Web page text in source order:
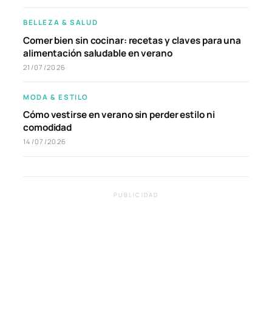
BELLEZA & SALUD
Comer bien sin cocinar: recetas y claves para una
alimentación saludable en verano
21/07/2026
MODA & ESTILO
Cómo vestirse en verano sin perder estilo ni
comodidad
14/07/2026
PUBLICIDAD